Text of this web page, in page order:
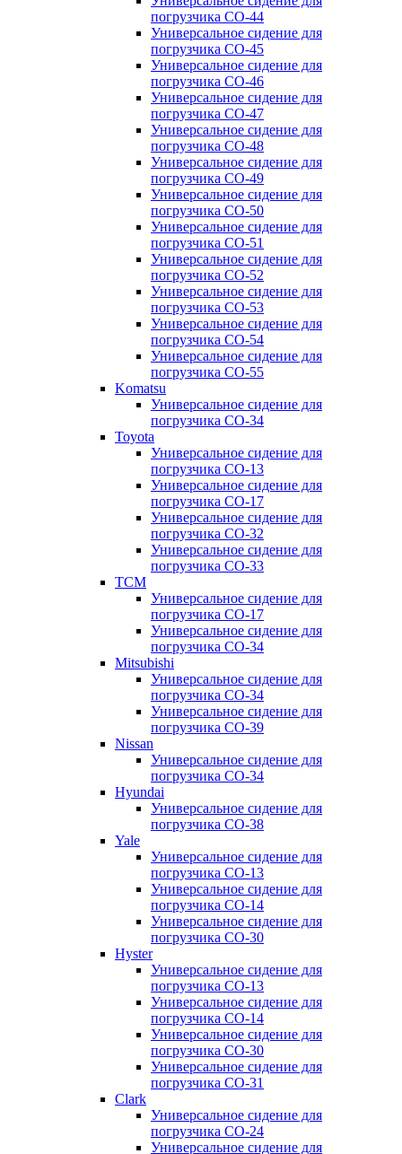
погрузчика CO-44
Универсальное сидение для
погрузчика CO-45
Универсальное сидение для
погрузчика CO-46
Универсальное сидение для
погрузчика CO-47
Универсальное сидение для
погрузчика CO-48
Универсальное сидение для
погрузчика CO-49
Универсальное сидение для
погрузчика CO-50
Универсальное сидение для
погрузчика CO-51
Универсальное сидение для
погрузчика CO-52
Универсальное сидение для
погрузчика CO-53
Универсальное сидение для
погрузчика CO-54
Универсальное сидение для
погрузчика CO-55
Komatsu
Универсальное сидение для
погрузчика CO-34
Toyota
Универсальное сидение для
погрузчика CO-13
Универсальное сидение для
погрузчика CO-17
Универсальное сидение для
погрузчика CO-32
Универсальное сидение для
погрузчика CO-33
TCM
Универсальное сидение для
погрузчика CO-17
Универсальное сидение для
погрузчика CO-34
Mitsubishi
Универсальное сидение для
погрузчика CO-34
Универсальное сидение для
погрузчика CO-39
Nissan
Универсальное сидение для
погрузчика CO-34
Hyundai
Универсальное сидение для
погрузчика CO-38
Yale
Универсальное сидение для
погрузчика CO-13
Универсальное сидение для
погрузчика CO-14
Универсальное сидение для
погрузчика CO-30
Hyster
Универсальное сидение для
погрузчика CO-13
Универсальное сидение для
погрузчика CO-14
Универсальное сидение для
погрузчика CO-30
Универсальное сидение для
погрузчика CO-31
Clark
Универсальное сидение для
погрузчика CO-24
Универсальное сидение для